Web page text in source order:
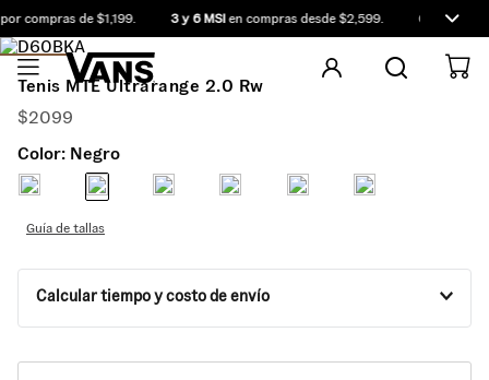
compras de $1,199. 3 y 6 MSIen compras desde $2,599. Compra
Tenis MTE Ultrarange 2.0 Rw
$2099
Color: Negro
Guía de tallas
Calcular tiempo y costo de envío